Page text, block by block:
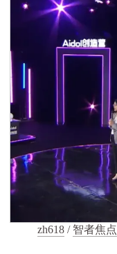
zh618 / 智者焦点